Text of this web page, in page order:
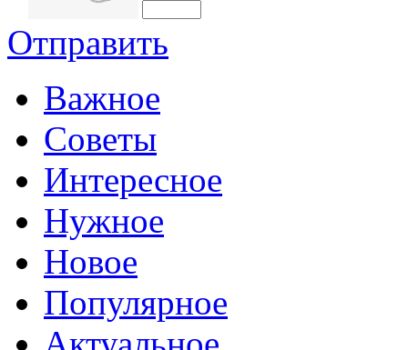
Отправить
Важное
Советы
Интересное
Нужное
Новое
Популярное